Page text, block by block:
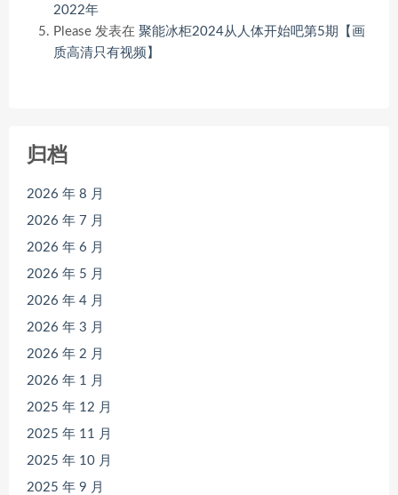
2022年
Please 发表在 聚能冰柜2024从人体开始吧第5期【画
质高清只有视频】
归档
2026 年 8 月
2026 年 7 月
2026 年 6 月
2026 年 5 月
2026 年 4 月
2026 年 3 月
2026 年 2 月
2026 年 1 月
2025 年 12 月
2025 年 11 月
2025 年 10 月
2025 年 9 月